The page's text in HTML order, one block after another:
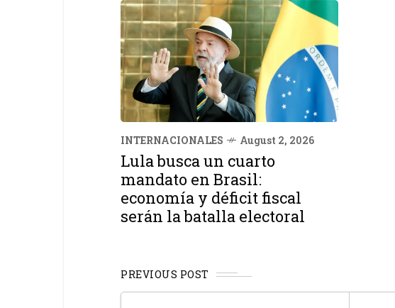
INTERNACIONALES August 2, 2026
Lula busca un cuarto
mandato en Brasil:
economía y déficit fiscal
serán la batalla electoral
PREVIOUS POST